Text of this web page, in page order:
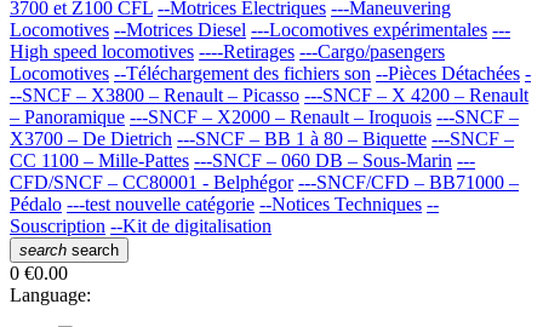
3700 et Z100 CFL --Motrices Electriques ---Maneuvering
Locomotives --Motrices Diesel ---Locomotives expérimentales ---
High speed locomotives ----Retirages ---Cargo/pasengers
Locomotives --Téléchargement des fichiers son --Pièces Détachées -
--SNCF – X3800 – Renault – Picasso ---SNCF – X 4200 – Renault
– Panoramique ---SNCF – X2000 – Renault – Iroquois ---SNCF –
X3700 – De Dietrich ---SNCF – BB 1 à 80 – Biquette ---SNCF –
CC 1100 – Mille-Pattes ---SNCF – 060 DB – Sous-Marin ---
CFD/SNCF – CC80001 - Belphégor ---SNCF/CFD – BB71000 –
Pédalo ---test nouvelle catégorie --Notices Techniques --
Souscription --Kit de digitalisation
search search
0 €0.00
Language: